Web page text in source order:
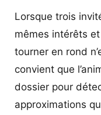
Lorsque trois
mêmes intérêts
tourner en rond
convient que
dossier pour
approximations